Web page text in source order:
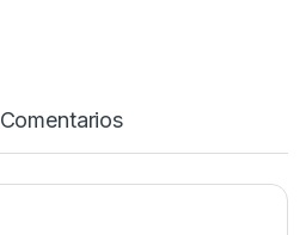
Comentarios